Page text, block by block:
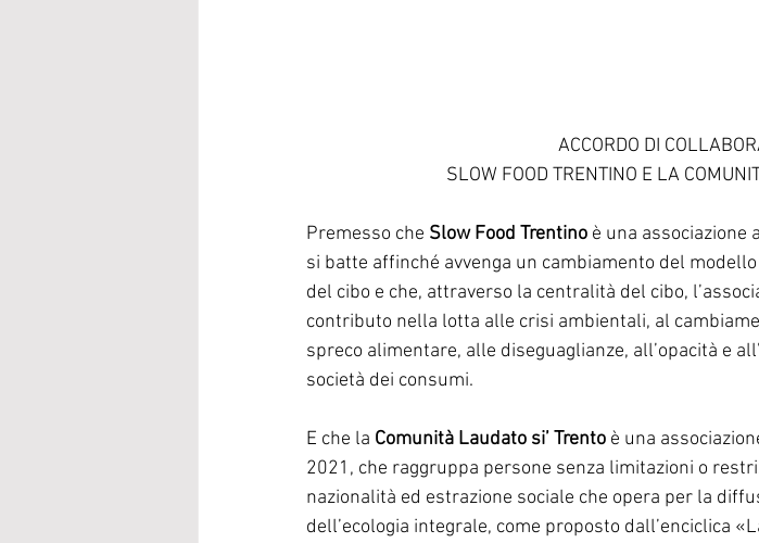
ACCORDO DI
SLOW FOOD TRENTINO E LA
Premesso che Slow Food Trentino è una
si batte affinché avvenga un cambiamento del
del cibo e che, attraverso la centralità del cibo,
contributo nella lotta alle crisi ambientali, al
spreco alimentare, alle diseguaglianze, all’opacità e
società dei consumi.
E che la Comunità Laudato si’ Trento è una
2021, che raggruppa persone senza limitazioni o
nazionalità ed estrazione sociale che opera per la
dell’ecologia integrale, come proposto dall’enciclica